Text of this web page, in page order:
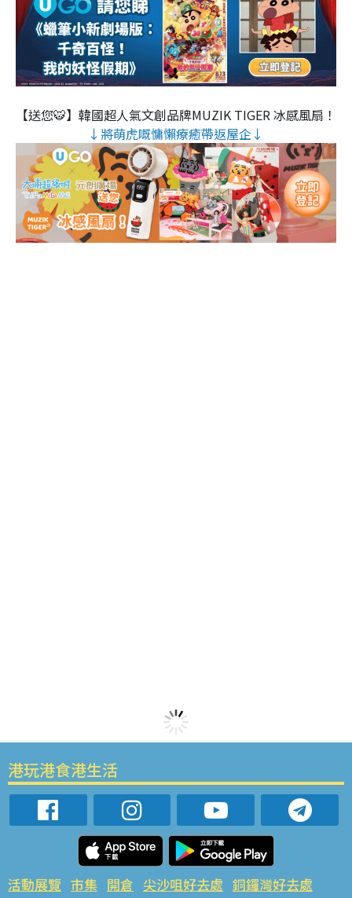
【送您🐯】韓國超人氣文創品牌MUZIK TIGER 冰感風扇！
↓將萌虎嘅慵懶療癒帶返屋企↓
港玩港食港生活
活動展覽 市集 開倉 尖沙咀好去處 銅鑼灣好去處